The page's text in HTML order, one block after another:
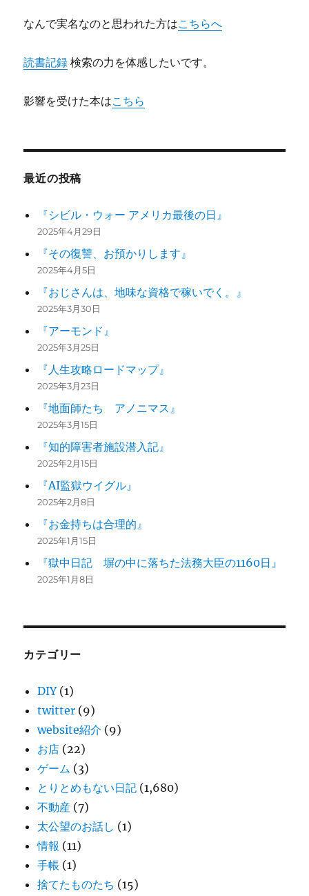
なんで実名なのと思われた方はこちらへ
読書記録 検索の力を体感したいです。
影響を受けた本はこちら
最近の投稿
『シビル・ウォー アメリカ最後の日』
2025年4月29日
『その復讐、お預かりします』
2025年4月5日
『おじさんは、地味な資格で稼いでく。』
2025年3月30日
『アーモンド』
2025年3月25日
『人生攻略ロードマップ』
2025年3月23日
『地面師たち アノニマス』
2025年3月15日
『知的障害者施設潜入記』
2025年2月15日
『AI監獄ウイグル』
2025年2月8日
『お金持ちは合理的』
2025年1月15日
『獄中日記 塀の中に落ちた法務大臣の1160日』
2025年1月8日
カテゴリー
DIY(1)
twitter (9)
website紹介 (9)
お店 (22)
ゲーム (3)
とりとめもない日記 (1,680)
不動産 (7)
太公望のお話し (1)
情報 (11)
手帳 (1)
捨てたものたち (15)